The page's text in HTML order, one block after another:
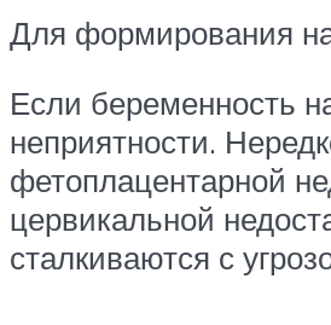
Для формирования
Если беременность
неприятности.
фетоплацентарной
цервикальной
сталкиваются с